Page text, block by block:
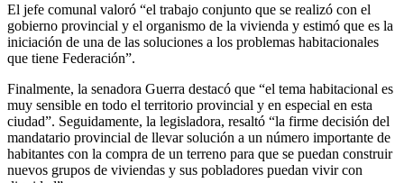
El jefe comunal valoró “el trabajo conjunto que se realizó con el
gobierno provincial y el organismo de la vivienda y estimó que es la
iniciación de una de las soluciones a los problemas habitacionales
que tiene Federación”.
Finalmente, la senadora Guerra destacó que “el tema habitacional es
muy sensible en todo el territorio provincial y en especial en esta
ciudad”. Seguidamente, la legisladora, resaltó “la firme decisión del
mandatario provincial de llevar solución a un número importante de
habitantes con la compra de un terreno para que se puedan construir
nuevos grupos de viviendas y sus pobladores puedan vivir con